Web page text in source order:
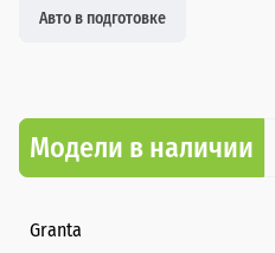
Авто в подготовке
Модели в наличии
Granta